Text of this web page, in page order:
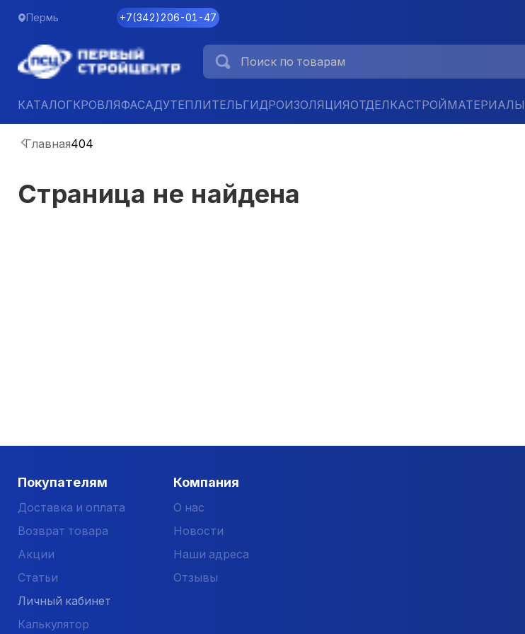
Пермь +7(342)206-01-47
КАТАЛОГКРОВЛЯФАСАДУТЕПЛИТЕЛЬГИДРОИЗОЛЯЦИЯОТДЕЛКАСТРОЙМАТЕРИАЛЫ
Главная404
Страница не найдена
Покупателям
Доставка и оплата
Возврат товара
Акции
Статьи
Личный кабинет
Калькулятор
Компания
О нас
Новости
Наши адреса
Отзывы